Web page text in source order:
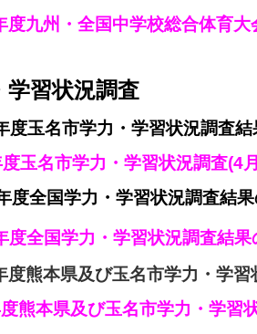
度九州・全国中学校総合体育
習状況調査
度玉名市学力・学習状況調査
玉名市学力・学習状況調査(4
度全国学力・学習状況調査結
度全国学力・学習状況調査結
度熊本県及び玉名市学力・学
熊本県及び玉名市学力・学習